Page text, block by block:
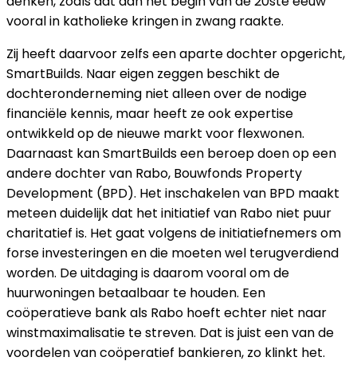
vooral in katholieke kringen in zwang raakte.
Zij heeft daarvoor zelfs een aparte dochter opgericht,
SmartBuilds. Naar eigen zeggen beschikt de
dochteronderneming niet alleen over de nodige
financiële kennis, maar heeft ze ook expertise
ontwikkeld op de nieuwe markt voor flexwonen.
Daarnaast kan SmartBuilds een beroep doen op een
andere dochter van Rabo, Bouwfonds Property
Development (BPD). Het inschakelen van BPD maakt
meteen duidelijk dat het initiatief van Rabo niet puur
charitatief is. Het gaat volgens de initiatiefnemers om
forse investeringen en die moeten wel terugverdiend
worden. De uitdaging is daarom vooral om de
huurwoningen betaalbaar te houden. Een
coöperatieve bank als Rabo hoeft echter niet naar
winstmaximalisatie te streven. Dat is juist een van de
voordelen van coöperatief bankieren, zo klinkt het.